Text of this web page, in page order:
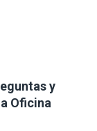
y
Oficina